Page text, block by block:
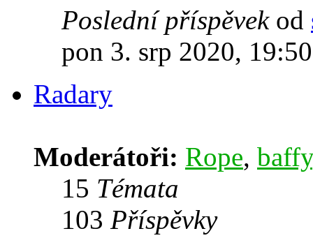
Poslední příspěvekod
pon 3. srp 2020, 19:50
Radary
Moderátoři: Rope, baffy
15 Témata
103 Příspěvky